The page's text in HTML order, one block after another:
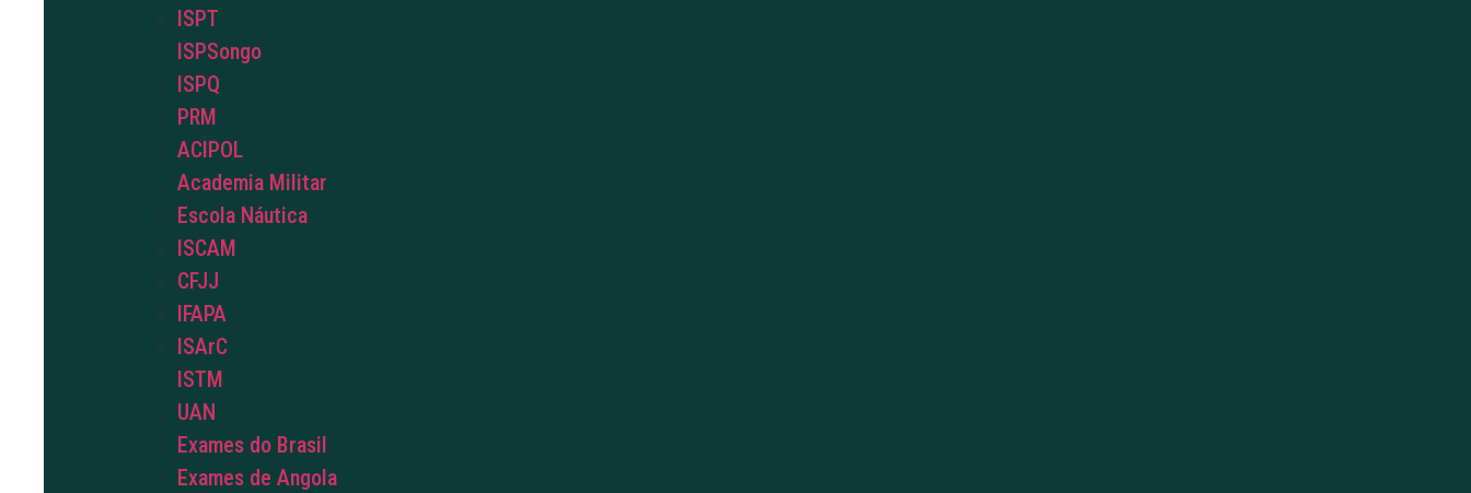
ISPT
ISPSongo
ISPQ
PRM
ACIPOL
Academia Militar
Escola Náutica
ISCAM
CFJJ
IFAPA
ISArC
ISTM
UAN
Exames do Brasil
Exames de Angola